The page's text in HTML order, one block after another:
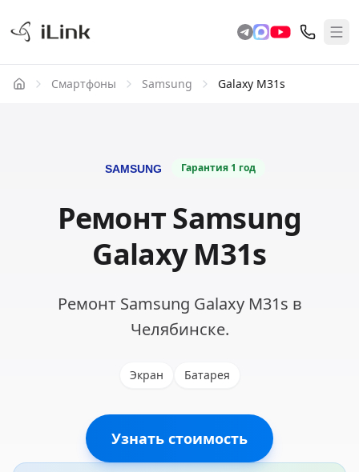
Смартфоны Samsung Galaxy M31s
Гарантия 1 год
Ремонт Samsung
Galaxy M31s
Ремонт Samsung Galaxy M31s в
Челябинске.
Экран Батарея
Узнать стоимость